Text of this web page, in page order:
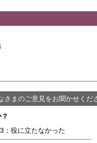
さまのご意見をお聞かせくだ
3：役に立たなかった